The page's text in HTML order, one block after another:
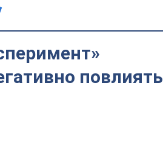
повлиять